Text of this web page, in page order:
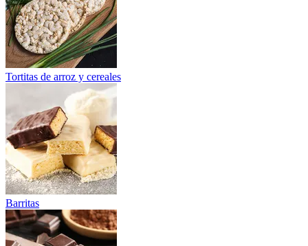
Tortitas de arroz y cereales
Barritas